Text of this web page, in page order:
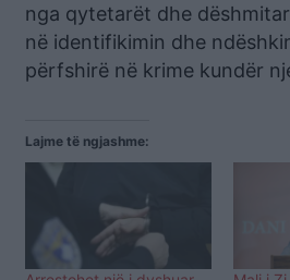
nga qytetarët dhe
në identifikimin dhe
përfshirë në krime kundër
Lajme të ngjashme: